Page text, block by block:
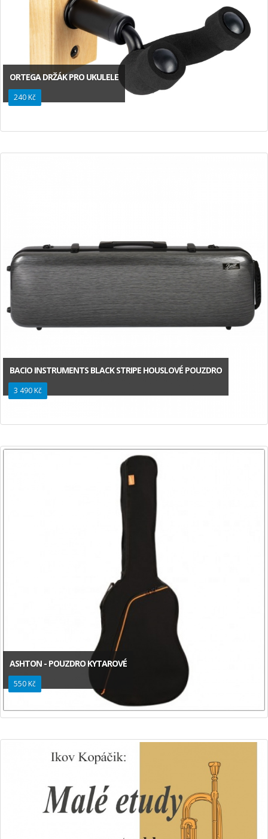
ORTEGA DRŽÁK PRO UKULELE
240 Kč
BACIO INSTRUMENTS BLACK STRIPE HOUSLOVÉ POUZDRO
3 490 Kč
ASHTON - POUZDRO KYTAROVÉ
550 Kč